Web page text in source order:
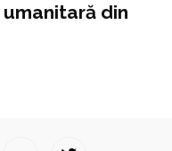
din